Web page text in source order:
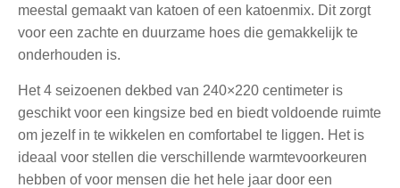
meestal gemaakt van katoen of een katoenmix. Dit zorgt
voor een zachte en duurzame hoes die gemakkelijk te
onderhouden is.
Het 4 seizoenen dekbed van 240×220 centimeter is
geschikt voor een kingsize bed en biedt voldoende ruimte
om jezelf in te wikkelen en comfortabel te liggen. Het is
ideaal voor stellen die verschillende warmtevoorkeuren
hebben of voor mensen die het hele jaar door een